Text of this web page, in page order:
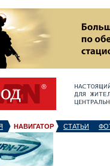
НАВИГАТОР СТАТЬИ